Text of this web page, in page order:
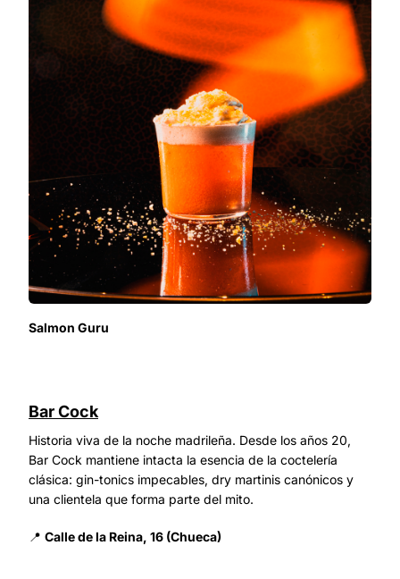
Salmon Guru
Bar Cock
Historia viva de la noche madrileña. Desde los años 20,
Bar Cock mantiene intacta la esencia de la coctelería
clásica: gin-tonics impecables, dry martinis canónicos y
una clientela que forma parte del mito.
📍 Calle de la Reina, 16 (Chueca)